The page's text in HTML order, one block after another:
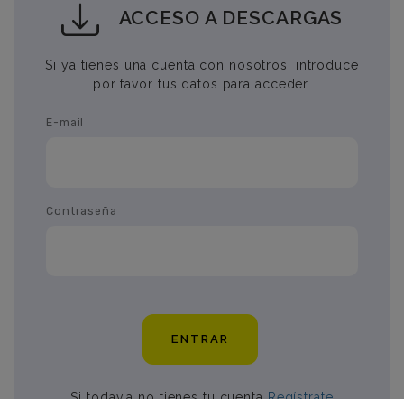
ACCESO A DESCARGAS
Si ya tienes una cuenta con nosotros, introduce
por favor tus datos para acceder.
E-mail
Contraseña
ENTRAR